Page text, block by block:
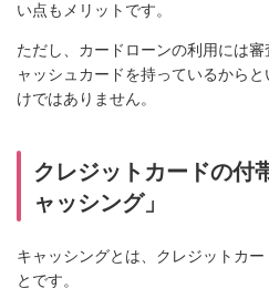
い点もメリットです。
ただし、カードローンの利用には
ャッシュカードを持っているから
けではありません。
クレジットカードの付
ャッシング」
キャッシングとは、クレジットカ
とです。